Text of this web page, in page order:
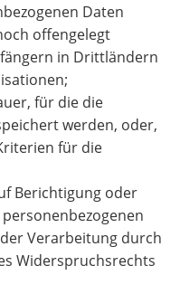
Daten
offengelegt
in Drittländern
für die die
werden, oder,
für die
Berichtigung oder
Verarbeitung durch
Widerspruchsrechts